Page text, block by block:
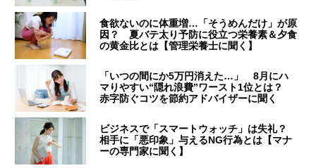
食欲ないのに体重増…「そうめんだけ」が原
因？ 夏バテ太り予防に役立つ栄養素＆夕食
の黄金比とは【管理栄養士に聞く】
「いつの間にか5万円消えた…」 8月にハ
マりやすい“隠れ浪費”ワースト1位とは？
赤字防ぐコツを節約アドバイザーに聞く
ビジネスで「スマートウォッチ」は失礼？
相手に「悪印象」与えるNG行為とは【マナ
ーの専門家に聞く】